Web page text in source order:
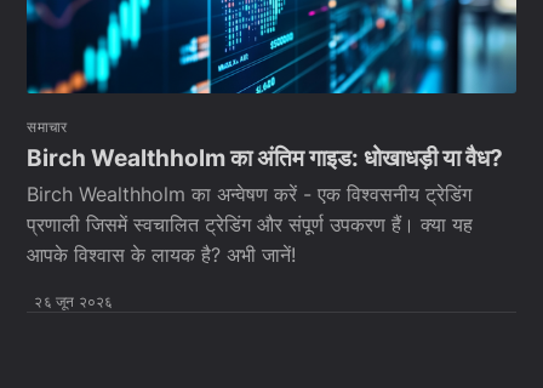
समाचार
Birch Wealthholm का अंतिम गाइड: धोखाधड़ी या वैध?
Birch Wealthholm का अन्वेषण करें - एक विश्वसनीय ट्रेडिंग
प्रणाली जिसमें स्वचालित ट्रेडिंग और संपूर्ण उपकरण हैं। क्या यह
आपके विश्वास के लायक है? अभी जानें!
२६ जून २०२६